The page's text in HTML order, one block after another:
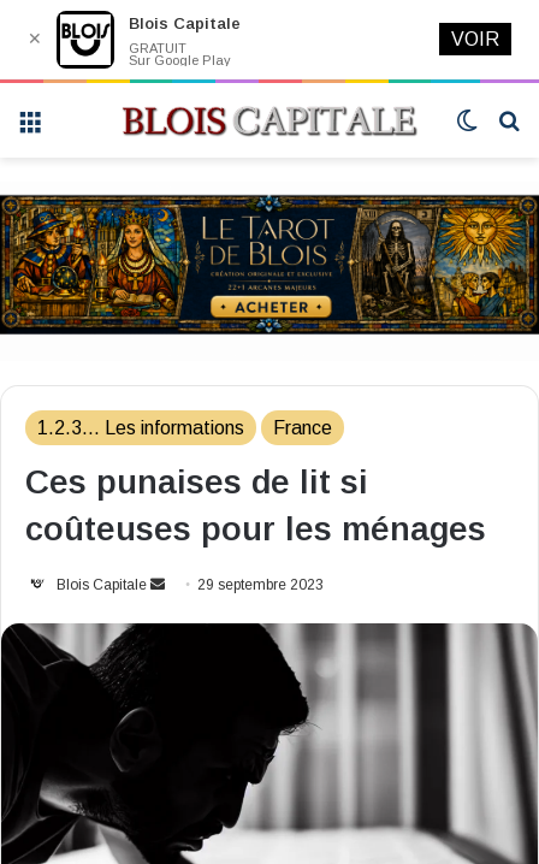
Switch
1.2.3... Les informations France
Ces punaises de lit si
coûteuses pour les ménages
Blois Capitale
Envoyer29 septembre 2023
✕
Blois Capitale
GRATUIT
Sur Google Play
VOIR